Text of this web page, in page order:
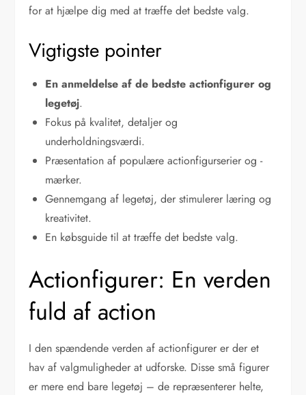
for at hjælpe dig med at træffe det bedste valg.
Vigtigste pointer
En anmeldelse af de bedste actionfigurer og
legetøj.
Fokus på kvalitet, detaljer og
underholdningsværdi.
Præsentation af populære actionfigurserier og -
mærker.
Gennemgang af legetøj, der stimulerer læring og
kreativitet.
En købsguide til at træffe det bedste valg.
Actionfigurer: En verden
fuld af action
I den spændende verden af actionfigurer er der et
hav af valgmuligheder at udforske. Disse små figurer
er mere end bare legetøj – de repræsenterer helte,